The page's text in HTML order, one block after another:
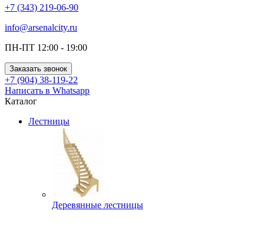
+7 (343) 219-06-90
info@arsenalcity.ru
ПН-ПТ 12:00 - 19:00
Заказать звонок
+7 (904) 38-119-22
Написать в Whatsapp
Каталог
Лестницы
Деревянные лестницы